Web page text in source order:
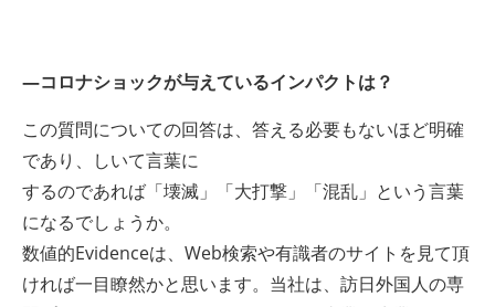
—コロナショックが与えているインパクトは？
この質問についての回答は、答える必要もないほど明確
であり、しいて言葉に
するのであれば「壊滅」「大打撃」「混乱」という言葉
になるでしょうか。
数値的Evidenceは、Web検索や有識者のサイトを見て頂
ければ一目瞭然かと思います。当社は、訪日外国人の専